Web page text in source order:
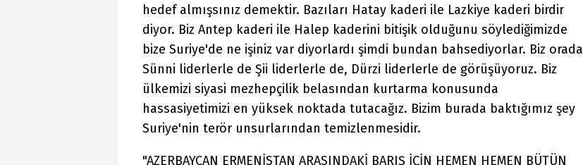
hedef almışsınız demektir. Bazıları Hatay kaderi ile Lazkiye kaderi birdir
diyor. Biz Antep kaderi ile Halep kaderini bitişik olduğunu söylediğimizde
bize Suriye'de ne işiniz var diyorlardı şimdi bundan bahsediyorlar. Biz orada
Sünni liderlerle de Şii liderlerle de, Dürzi liderlerle de görüşüyoruz. Biz
ülkemizi siyasi mezhepçilik belasından kurtarma konusunda
hassasiyetimizi en yüksek noktada tutacağız. Bizim burada baktığımız şey
Suriye'nin terör unsurlarından temizlenmesidir.
"AZERBAYCAN ERMENİSTAN ARASINDAKİ BARIŞ İÇİN HEMEN HEMEN BÜTÜN